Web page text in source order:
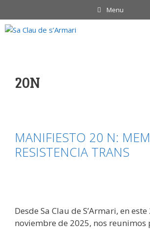
al
contenido
Menu
20N
MANIFIESTO 20 N:
RESISTENCIA TRANS
Desde Sa Clau de S’Armari, en este
noviembre de 2025, nos reunimos